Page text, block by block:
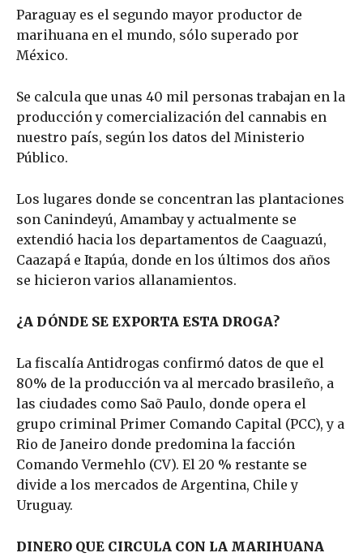
Paraguay es el segundo mayor productor de
marihuana en el mundo, sólo superado por
México.
Se calcula que unas 40 mil personas trabajan en la
producción y comercialización del cannabis en
nuestro país, según los datos del Ministerio
Público.
Los lugares donde se concentran las plantaciones
son Canindeyú, Amambay y actualmente se
extendió hacia los departamentos de Caaguazú,
Caazapá e Itapúa, donde en los últimos dos años
se hicieron varios allanamientos.
¿A DÓNDE SE EXPORTA ESTA DROGA?
La fiscalía Antidrogas confirmó datos de que el
80% de la producción va al mercado brasileño, a
las ciudades como Saõ Paulo, donde opera el
grupo criminal Primer Comando Capital (PCC), y a
Rio de Janeiro donde predomina la facción
Comando Vermehlo (CV). El 20 % restante se
divide a los mercados de Argentina, Chile y
Uruguay.
DINERO QUE CIRCULA CON LA MARIHUANA